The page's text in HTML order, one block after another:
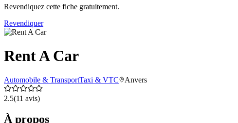
Revendiquez cette fiche gratuitement.
Revendiquer
Rent A Car
Automobile & TransportTaxi & VTC Anvers
2.5(11 avis)
À propos